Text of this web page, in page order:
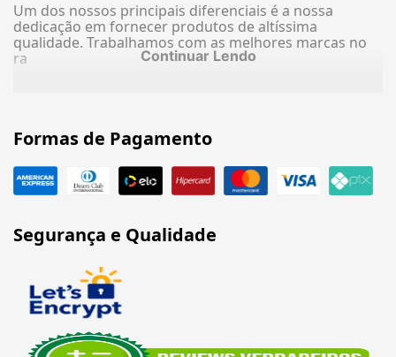
Um dos nossos principais diferenciais é a nossa
dedicação em fornecer produtos de altíssima
qualidade. Trabalhamos com as melhores marcas no
ra
Continuar Lendo
Formas de Pagamento
Segurança e Qualidade